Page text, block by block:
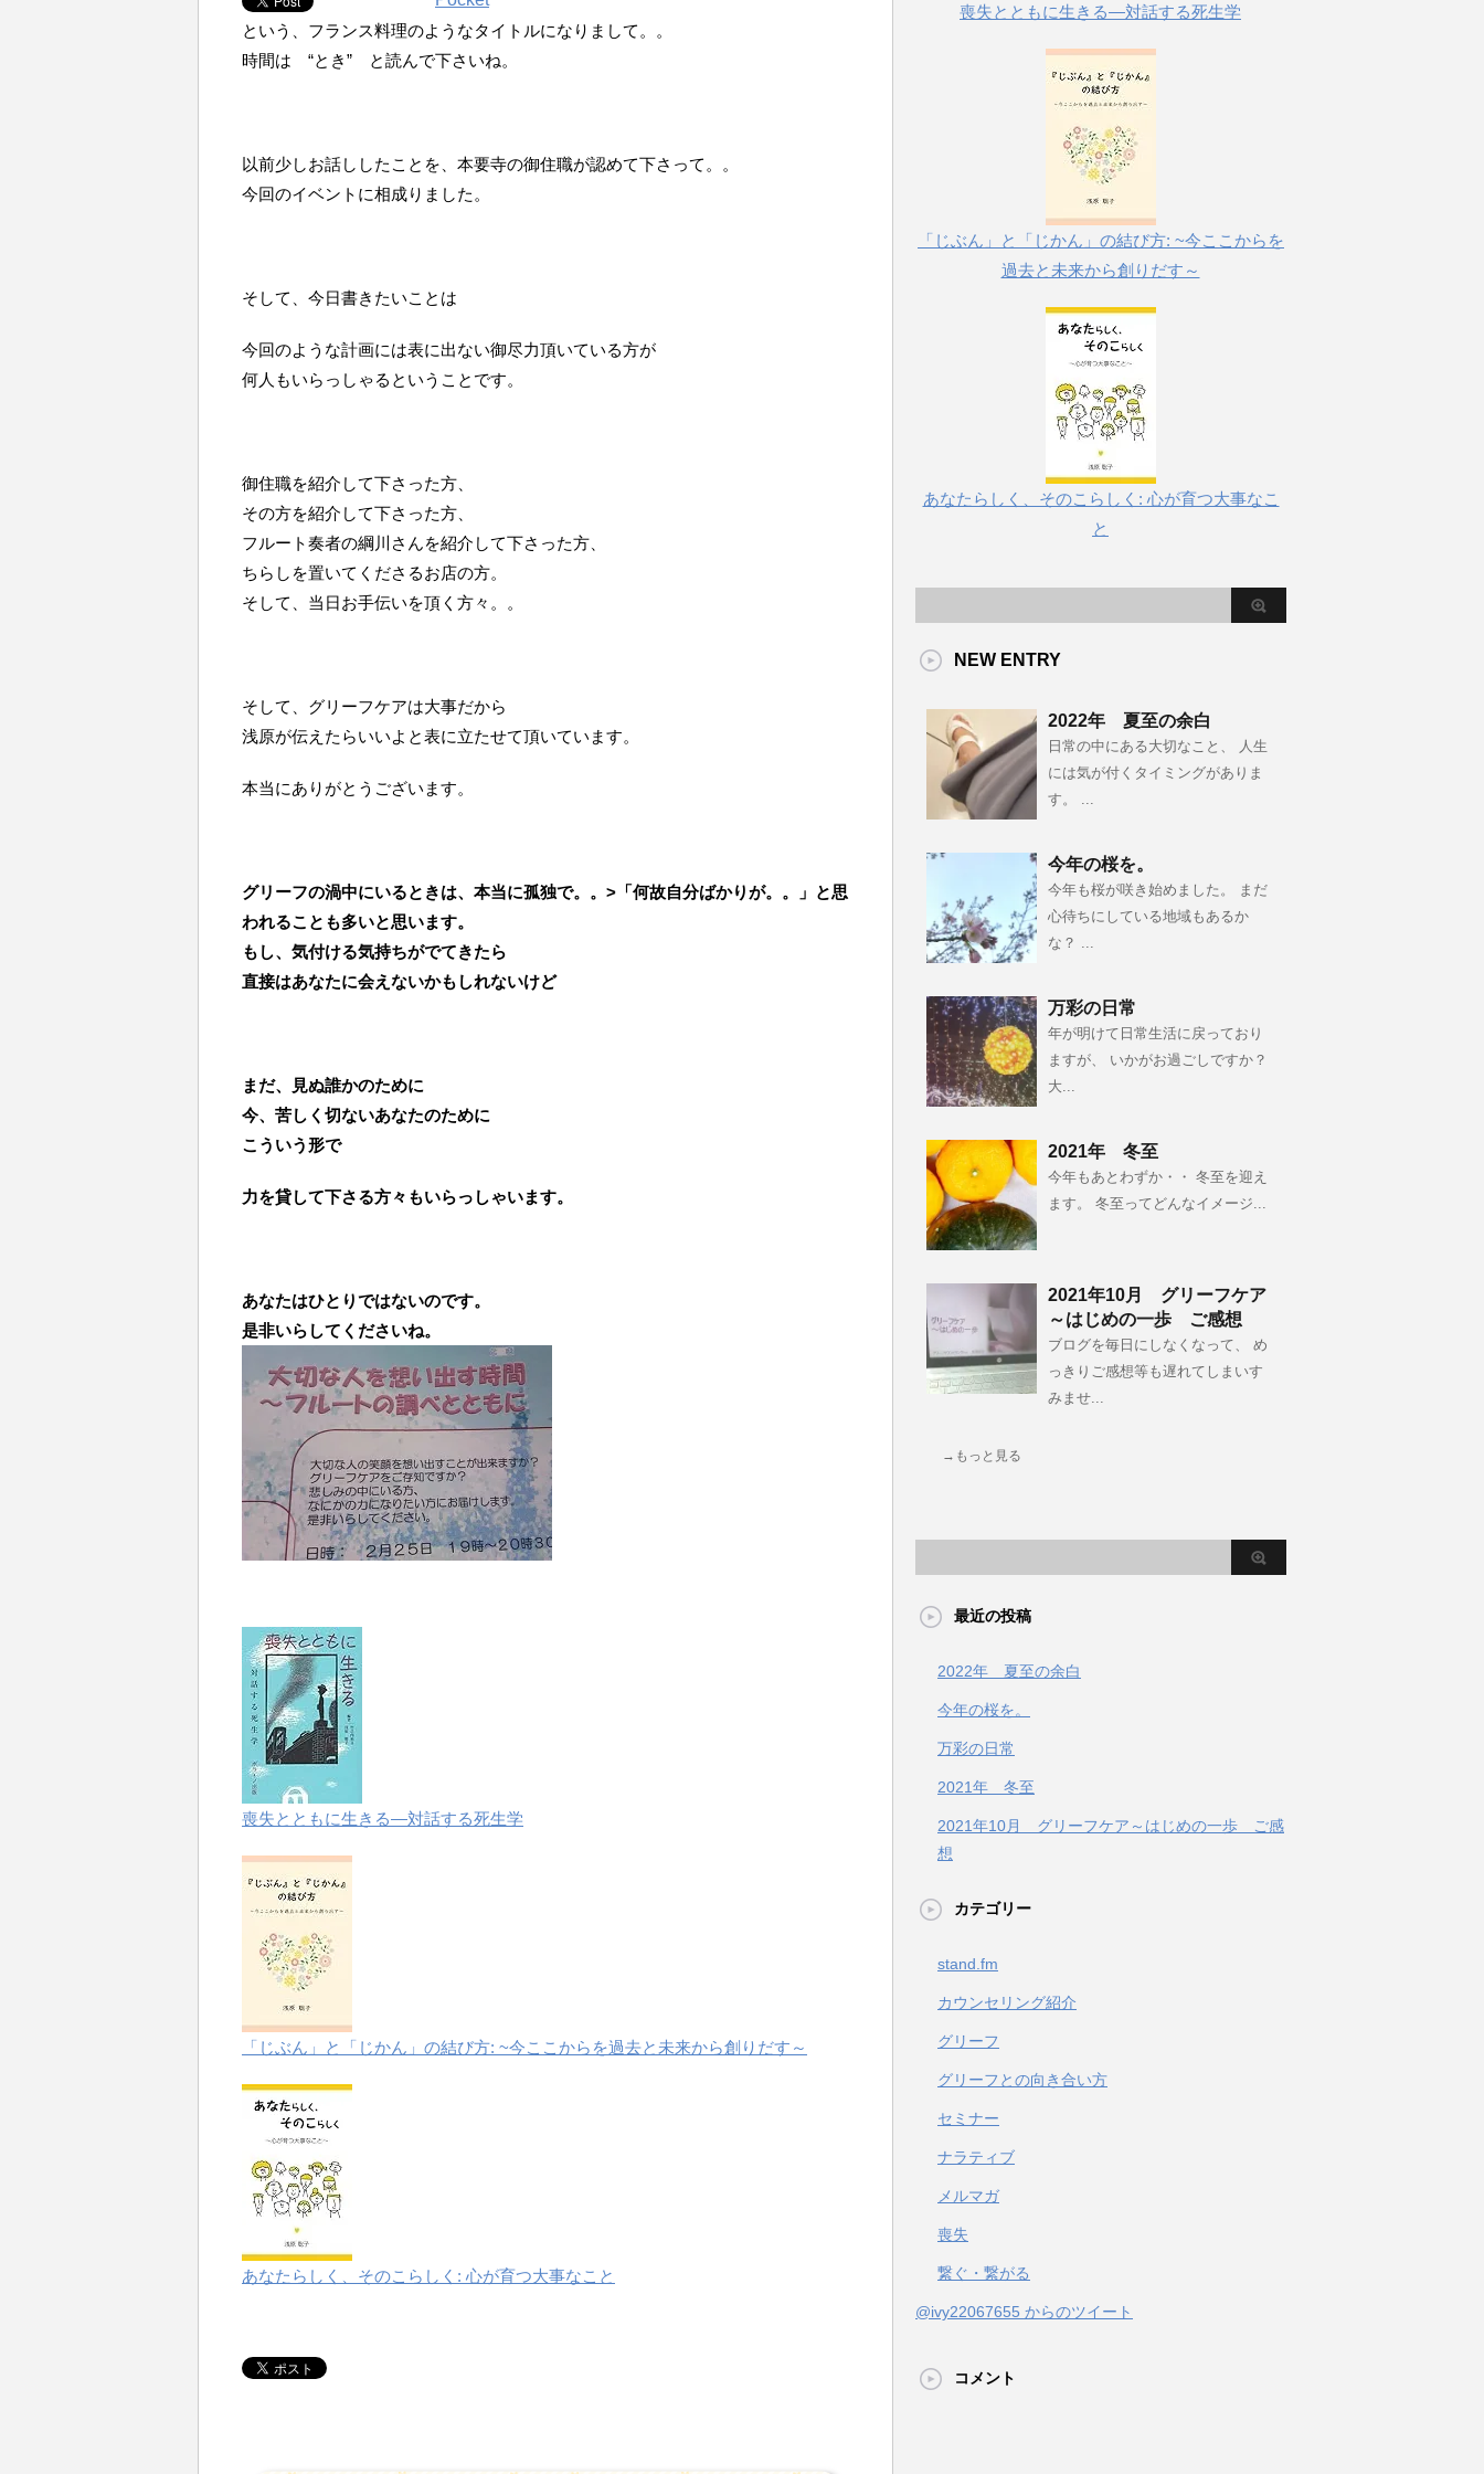
という、フランス料理のようなタイトルになりまして。。
時間は “とき” と読んで下さいね。
以前少しお話ししたことを、本要寺の御住職が認めて下さって。。
今回のイベントに相成りました。
そして、今日書きたいことは
今回のような計画には表に出ない御尽力頂いている方が
何人もいらっしゃるということです。
御住職を紹介して下さった方、
その方を紹介して下さった方、
フルート奏者の綱川さんを紹介して下さった方、
ちらしを置いてくださるお店の方。
そして、当日お手伝いを頂く方々。。
そして、グリーフケアは大事だから
浅原が伝えたらいいよと表に立たせて頂いています。
本当にありがとうございます。
グリーフの渦中にいるときは、本当に孤独で。。>「何故自分ばかりが。。」と思
われることも多いと思います。
もし、気付ける気持ちがでてきたら
直接はあなたに会えないかもしれないけど
まだ、見ぬ誰かのために
今、苦しく切ないあなたのために
こういう形で
力を貸して下さる方々もいらっしゃいます。
あなたはひとりではないのです。
是非いらしてくださいね。
喪失とともに生きる―対話する死生学
「じぶん」と「じかん」の結び方: ~今ここからを過去と未来から創りだす～
あなたらしく、そのこらしく: 心が育つ大事なこと
喪失とともに生きる―対話する死生学
「じぶん」と「じかん」の結び方: ~今ここからを
過去と未来から創りだす～
あなたらしく、そのこらしく: 心が育つ大事なこ
と
NEW ENTRY
2022年 夏至の余白
日常の中にある大切なこと、 人生
には気が付くタイミングがありま
す。 ...
今年の桜を。
今年も桜が咲き始めました。 まだ
心待ちにしている地域もあるか
な？ ...
万彩の日常
年が明けて日常生活に戻っており
ますが、 いかがお過ごしですか？
大...
2021年 冬至
今年もあとわずか・・ 冬至を迎え
ます。 冬至ってどんなイメージ...
2021年10月 グリーフケア
～はじめの一歩 ご感想
ブログを毎日にしなくなって、 め
っきりご感想等も遅れてしまいす
みませ...
→もっと見る
最近の投稿
2022年 夏至の余白
今年の桜を。
万彩の日常
2021年 冬至
2021年10月 グリーフケア～はじめの一歩 ご感
想
カテゴリー
stand.fm
カウンセリング紹介
グリーフ
グリーフとの向き合い方
セミナー
ナラティブ
メルマガ
喪失
繋ぐ・繋がる
@ivy22067655 からのツイート
コメント